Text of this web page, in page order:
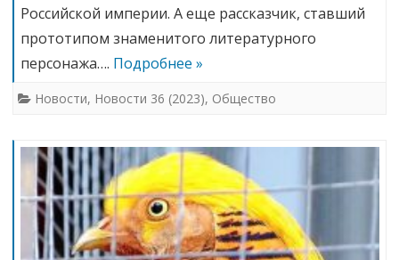
Российской империи. А еще рассказчик, ставший
прототипом знаменитого литературного
персонажа…. Подробнее »
Новости, Новости 36 (2023), Общество